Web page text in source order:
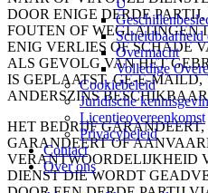
U
Overmacht
Volledige
Cookiebeleid
Juridische
Licentieovereenkomst
Privacybeleid
Contact
Over ons
DOOR ENIGE DERDE
FOUTEN OF WEGLATINGEN
ENIG VERLIES OF SCHADE
ALS GEVOLG VAN HET
IS GEPLAATST, GE-E-
ANDERSZINS
HET BEDRIJF GARANDEERT,
GARANDEERT OF
VERANTWOORDELIJKHEID
DIENST DIE WORDT